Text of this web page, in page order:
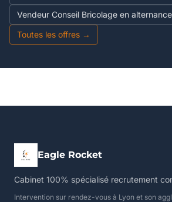
Vendeur Conseil Bricolage en
Toutes les offres →
Eagle Rocket
Cabinet 100% spécialisé recrutement
Intervention sur rendez-vous à Lyon et son